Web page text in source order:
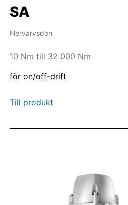
SA
Flervarvsdon
10 Nm till 32 000 Nm
för on/off-drift
Till produkt